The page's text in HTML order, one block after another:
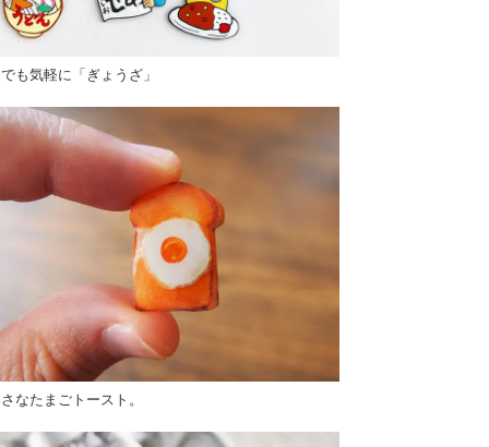
も気軽に「ぎょうざ」
なたまごトースト。